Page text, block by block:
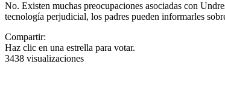
No. Existen muchas preocupaciones asociadas con
tecnología perjudicial, los padres pueden informarles
Compartir:
Haz clic en una estrella para votar.
3438 visualizaciones